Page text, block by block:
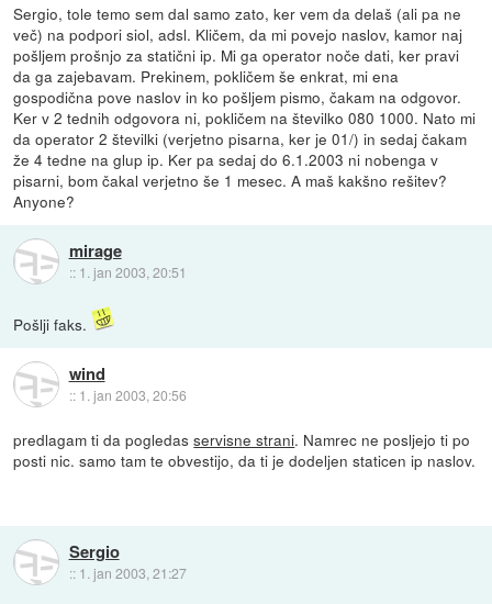
Sergio, tole temo sem dal samo zato, ker vem da delaš (ali pa ne
več) na podpori siol, adsl. Kličem, da mi povejo naslov, kamor naj
pošljem prošnjo za statični ip. Mi ga operator noče dati, ker pravi
da ga zajebavam. Prekinem, pokličem še enkrat, mi ena
gospodična pove naslov in ko pošljem pismo, čakam na odgovor.
Ker v 2 tednih odgovora ni, pokličem na številko 080 1000. Nato mi
da operator 2 številki (verjetno pisarna, ker je 01/) in sedaj čakam
že 4 tedne na glup ip. Ker pa sedaj do 6.1.2003 ni nobenga v
pisarni, bom čakal verjetno še 1 mesec. A maš kakšno rešitev?
Anyone?
mirage
:: 1. jan 2003, 20:51
Pošlji faks.
wind
:: 1. jan 2003, 20:56
predlagam ti da pogledasservisne strani. Namrec ne posljejo ti po
posti nic. samo tam te obvestijo, da ti je dodeljen staticen ip naslov.
Sergio
:: 1. jan 2003, 21:27